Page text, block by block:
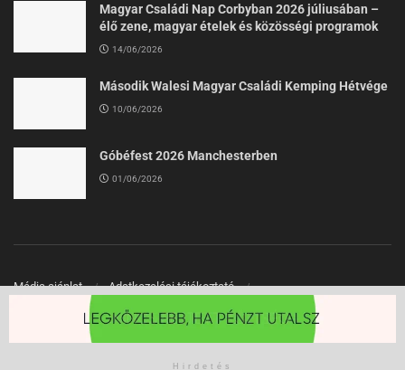
Magyar Családi Nap Corbyban 2026 júliusában –
élő zene, magyar ételek és közösségi programok
14/06/2026
Második Walesi Magyar Családi Kemping Hétvége
10/06/2026
Góbéfest 2026 Manchesterben
01/06/2026
Média ajánlat
Adatkezelési tájékoztató
Felhasználási Feltételek
© 2026 Angliai Kisokos™ - Angliai Magyarok Oldala
Hirdetés